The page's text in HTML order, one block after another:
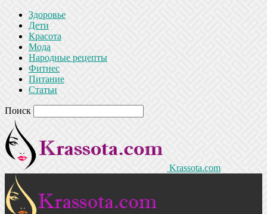
Здоровье
Дети
Красота
Мода
Народные рецепты
Фитнес
Питание
Статьи
Поиск
Krassota.com